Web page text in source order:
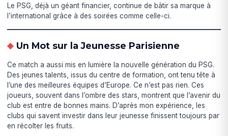
Le PSG, déjà un géant financier, continue de bâtir sa marque à
l’international grâce à des soirées comme celle-ci.
Un Mot sur la Jeunesse Parisienne
Ce match a aussi mis en lumière la nouvelle génération du PSG.
Des jeunes talents, issus du centre de formation, ont tenu tête à
l’une des meilleures équipes d’Europe. Ce n’est pas rien. Ces
joueurs, souvent dans l’ombre des stars, montrent que l’avenir du
club est entre de bonnes mains. D’après mon expérience, les
clubs qui savent investir dans leur jeunesse finissent toujours par
en récolter les fruits.